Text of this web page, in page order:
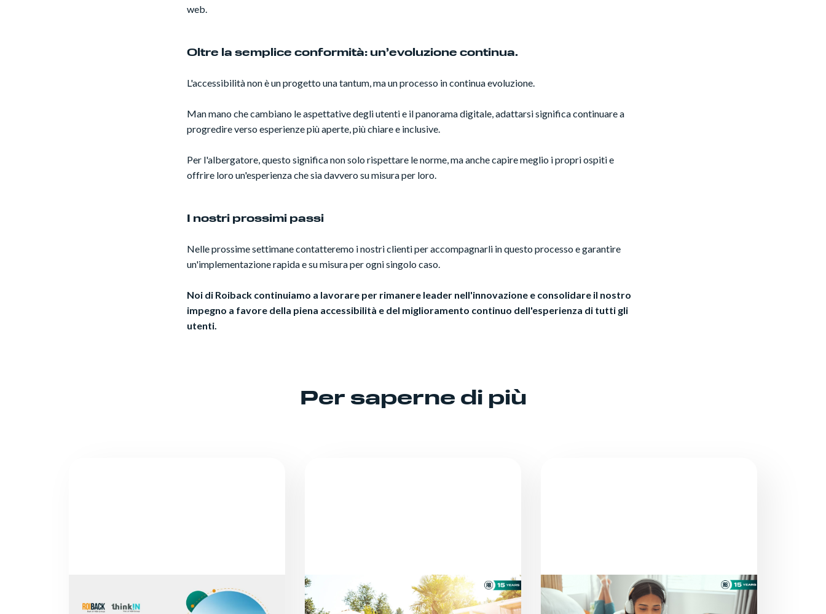
web.
Oltre la semplice conformità: un’evoluzione continua.
L'accessibilità non è un progetto una tantum, ma un processo in continua evoluzione.
Man mano che cambiano le aspettative degli utenti e il panorama digitale, adattarsi significa continuare a
progredire verso esperienze più aperte, più chiare e inclusive.
Per l'albergatore, questo significa non solo rispettare le norme, ma anche capire meglio i propri ospiti e
offrire loro un'esperienza che sia davvero su misura per loro.
I nostri prossimi passi
Nelle prossime settimane contatteremo i nostri clienti per accompagnarli in questo processo e garantire
un'implementazione rapida e su misura per ogni singolo caso.
Noi di Roiback continuiamo a lavorare per rimanere leader nell'innovazione e consolidare il nostro
impegno a favore della piena accessibilità e del miglioramento continuo dell'esperienza di tutti gli
utenti.
Per saperne di più
NOTIZIE NOTIZIE NOTIZIE